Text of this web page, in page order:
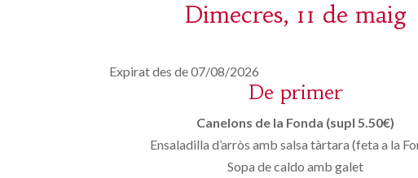
Dimecres, 11 de maig
Expirat des de 07/08/2026
De primer
Canelons de la Fonda (supl 5.50€)
Ensaladilla d’arròs amb salsa tàrtara (feta a la
Sopa de caldo amb galet